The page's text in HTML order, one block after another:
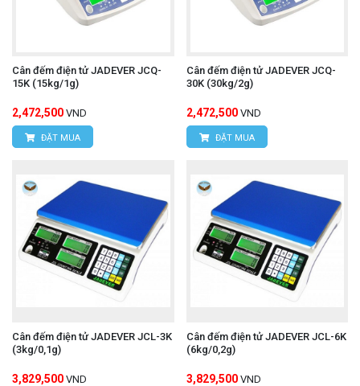
Cân đếm điện tử JADEVER JCQ-
15K (15kg/1g)
2,472,500 VND
ĐẶT MUA
Cân đếm điện tử JADEVER JCQ-
30K (30kg/2g)
2,472,500 VND
ĐẶT MUA
Cân đếm điện tử JADEVER JCL-3K
(3kg/0,1g)
3,829,500 VND
Cân đếm điện tử JADEVER JCL-6K
(6kg/0,2g)
3,829,500 VND